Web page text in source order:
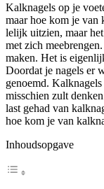
Kalknagels op je
maar hoe kom je van
lelijk uitzien, maar
met zich meebrengen.
maken. Het is
Doordat je nagels er
genoemd.
misschien zult
last gehad van
hoe kom je van
Inhoudsopgave